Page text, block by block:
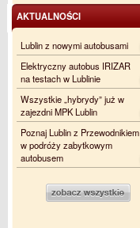
AKTUALNOŚCI
Lublin z nowymi autobusami
Elektryczny autobus IRIZAR
na testach w Lublinie
Wszystkie „hybrydy” już w
zajezdni MPK Lublin
Poznaj Lublin z Przewodnikiem
w podróży zabytkowym
autobusem